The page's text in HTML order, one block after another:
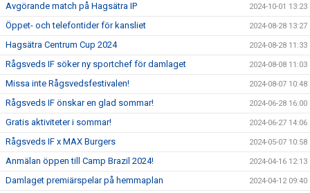
Avgörande match på Hagsätra IP 2024-10-01 13:23
Öppet- och telefontider för kansliet 2024-08-28 13:27
Hagsätra Centrum Cup 2024 2024-08-28 11:33
Rågsveds IF söker ny sportchef för damlaget 2024-08-08 11:03
Missa inte Rågsvedsfestivalen! 2024-08-07 10:48
Rågsveds IF önskar en glad sommar! 2024-06-28 16:00
Gratis aktiviteter i sommar! 2024-06-27 14:06
Rågsveds IF x MAX Burgers 2024-05-07 10:58
Anmälan öppen till Camp Brazil 2024! 2024-04-16 12:13
Damlaget premiärspelar på hemmaplan 2024-04-12 09:40